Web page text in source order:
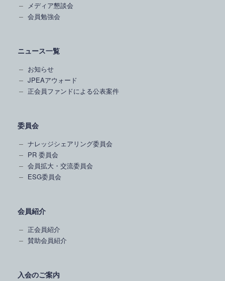
メディア懇談会
会員勉強会
ニュース一覧
お知らせ
JPEAアウォード
正会員ファンドによる公表案件
委員会
ナレッジシェアリング委員会
PR 委員会
会員拡大・交流委員会
ESG委員会
会員紹介
正会員紹介
賛助会員紹介
入会のご案内